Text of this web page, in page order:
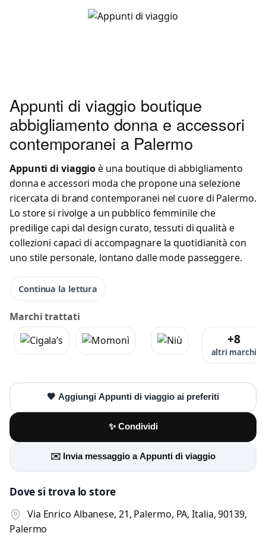
Appunti di viaggio boutique
abbigliamento donna e accessori
contemporanei a Palermo
Appunti di viaggioè una boutique di abbigliamento
donna e accessori moda che propone una selezione
ricercata di brand contemporanei nel cuore di Palermo.
Lo store si rivolge a un pubblico femminile che
predilige capi dal design curato, tessuti di qualità e
collezioni capaci di accompagnare la quotidianità con
uno stile personale, lontano dalle mode passeggere.
Continua la lettura
Marchi trattati
+8
altri marchi
🖤 Aggiungi Appunti di viaggio ai preferiti
✨ Condividi
✉️ Invia messaggio a Appunti di viaggio
Dove si trova lo store
Via Enrico Albanese, 21, Palermo, PA, Italia, 90139,
Palermo